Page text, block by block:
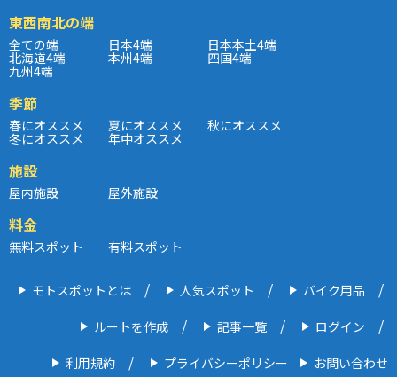
東西南北の端
全ての端 日本4端 日本本土4端
北海道4端 本州4端 四国4端
九州4端
季節
春にオススメ 夏にオススメ 秋にオススメ
冬にオススメ 年中オススメ
施設
屋内施設 屋外施設
料金
無料スポット 有料スポット
モトスポットとは 人気スポット バイク用品
ルートを作成 記事一覧 ログイン
利用規約 プライバシーポリシー お問い合わせ